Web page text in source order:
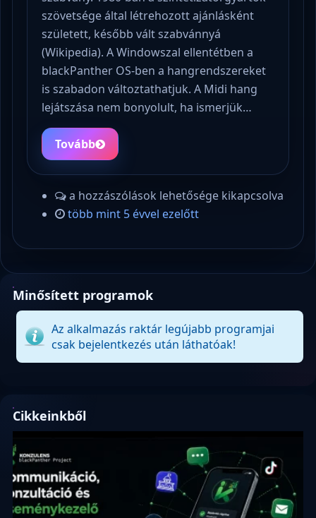
szövetsége által létrehozott ajánlásként
született, később vált szabvánnyá
(Wikipedia). A Windowszal ellentétben a
blackPanther OS-ben a hangrendszereket
is szabadon változtathatjuk. A Midi hang
lejátszása nem bonyolult, ha ismerjük…
Tovább
a hozzászólások lehetősége kikapcsolva
több mint 5 évvel ezelőtt
Minősített programok
Az alkalmazás raktár legújabb programjai
csak bejelentkezés után láthatóak!
Cikkeinkből